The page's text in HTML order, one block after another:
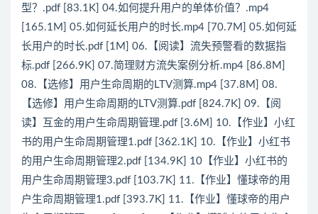
型？.pdf [83.1K] 04.如何提升用户的单体价值？.mp4
[165.1M] 05.如何延长用户的时长.mp4 [70.7M] 05.如何延
长用户的时长.pdf [1M] 06.【阅读】流失预警看的数据指
标.pdf [266.9K] 07.简理财方流失案例分析.mp4 [86.8M]
08.【选修】用户生命周期的LTV测算.mp4 [37.8M] 08.
【选修】用户生命周期的LTV测算.pdf [824.7K] 09.【阅
读】互金的用户生命周期管理.pdf [3.6M] 10.【作业】小红
书的用户生命周期管理1.pdf [362.1K] 10.【作业】小红书
的用户生命周期管理2.pdf [134.9K] 10【作业】小红书的
用户生命周期管理3.pdf [103.7K] 11.【作业】懂球帝的用
户生命周期管理1.pdf [393.7K] 11.【作业】懂球帝的用户